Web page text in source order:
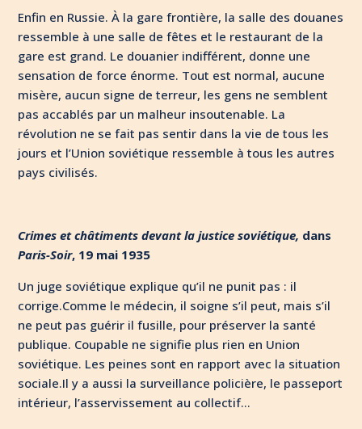
Enfin en Russie. À la gare frontière, la salle des douanes
ressemble à une salle de fêtes et le restaurant de la
gare est grand. Le douanier indifférent, donne une
sensation de force énorme. Tout est normal, aucune
misère, aucun signe de terreur, les gens ne semblent
pas accablés par un malheur insoutenable. La
révolution ne se fait pas sentir dans la vie de tous les
jours et l’Union soviétique ressemble à tous les autres
pays civilisés.
Crimes et châtiments devant la justice soviétique, dans
Paris-Soir, 19 mai 1935
Un juge soviétique explique qu’il ne punit pas : il
corrige.Comme le médecin, il soigne s’il peut, mais s’il
ne peut pas guérir il fusille, pour préserver la santé
publique. Coupable ne signifie plus rien en Union
soviétique. Les peines sont en rapport avec la situation
sociale.Il y a aussi la surveillance policière, le passeport
intérieur, l’asservissement au collectif…